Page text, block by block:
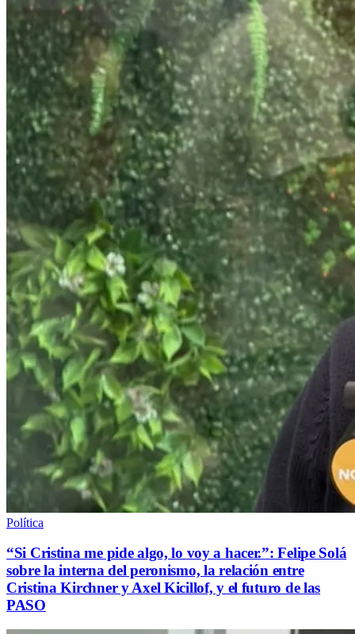
Política
“Si Cristina me pide algo, lo voy a hacer.”: Felipe Solá
sobre la interna del peronismo, la relación entre
Cristina Kirchner y Axel Kicillof, y el futuro de las
PASO